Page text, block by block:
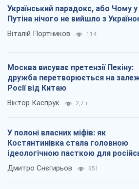
Український парадокс, або Чому у
Путіна нічого не вийшло з
Віталій Портников 114
Москва висуває претензії Пекіну:
дружба перетворюється на
Росії від Китаю
Віктор Каспрук 2,7 т.
У полоні власних міфів: як
Костянтинівка стала головною
ідеологічною пасткою для
окупантів
Дмитро Снєгирьов 651